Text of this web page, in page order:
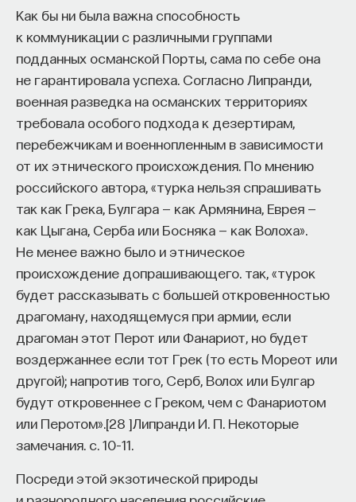
Как бы ни была важна способность
к коммуникации с различными группами
подданных османской Порты, сама по себе она
не гарантировала успеха. Согласно Липранди,
военная разведка на османских территориях
требовала особого подхода к дезертирам,
перебежчикам и военнопленным в зависимости
от их этнического происхождения. По мнению
российского автора, «турка нельзя спрашивать
так как Грека, Булгара — как Армянина, Еврея —
как Цыгана, Серба или Босняка — как Волоха».
Не менее важно было и этническое
происхождение допрашивающего. так, «турок
будет рассказывать с большей откровенностью
драгоману, находящемуся при армии, если
драгоман этот Перот или Фанариот, но будет
воздержаннее если тот Грек (то есть Мореот или
другой); напротив того, Серб, Волох или Булгар
будут откровеннее с Греком, чем с Фанариотом
или Перотом». [28 ]Липранди И. П. Некоторые
замечания. с. 10–11.
Посреди этой экзотической природы